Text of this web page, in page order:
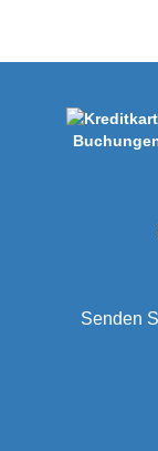
Senden